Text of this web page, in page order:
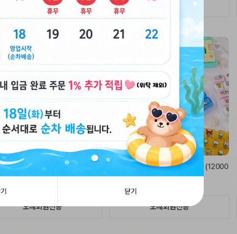
도매회원전용
산리오 학사모 봉제인형 가방고리
포차코 [B2-083227]
도매회원전용
12000 재능 키보드 딸깍이 키링 (12000
X8EA) [C1-145048]
도매회원전용
닫기